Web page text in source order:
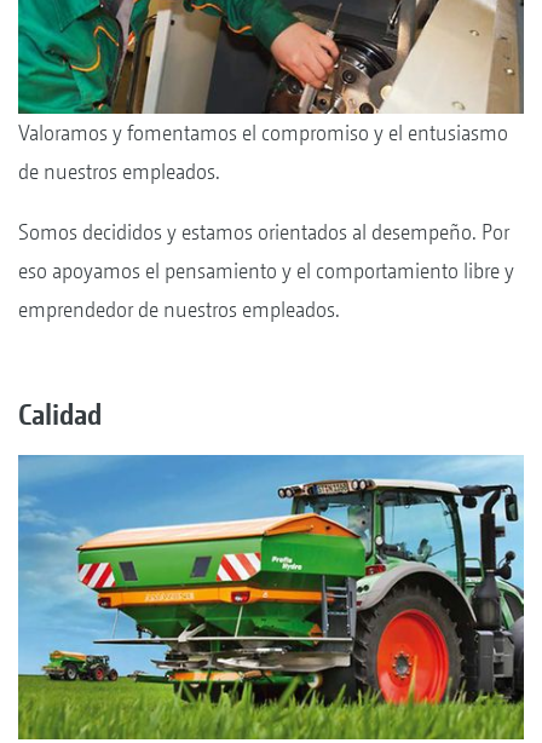
Valoramos y fomentamos el compromiso y el entusiasmo
de nuestros empleados.
Somos decididos y estamos orientados al desempeño. Por
eso apoyamos el pensamiento y el comportamiento libre y
emprendedor de nuestros empleados.
Calidad